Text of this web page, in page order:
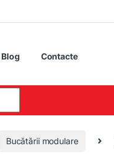
Blog Contacte
Bucătării modulare